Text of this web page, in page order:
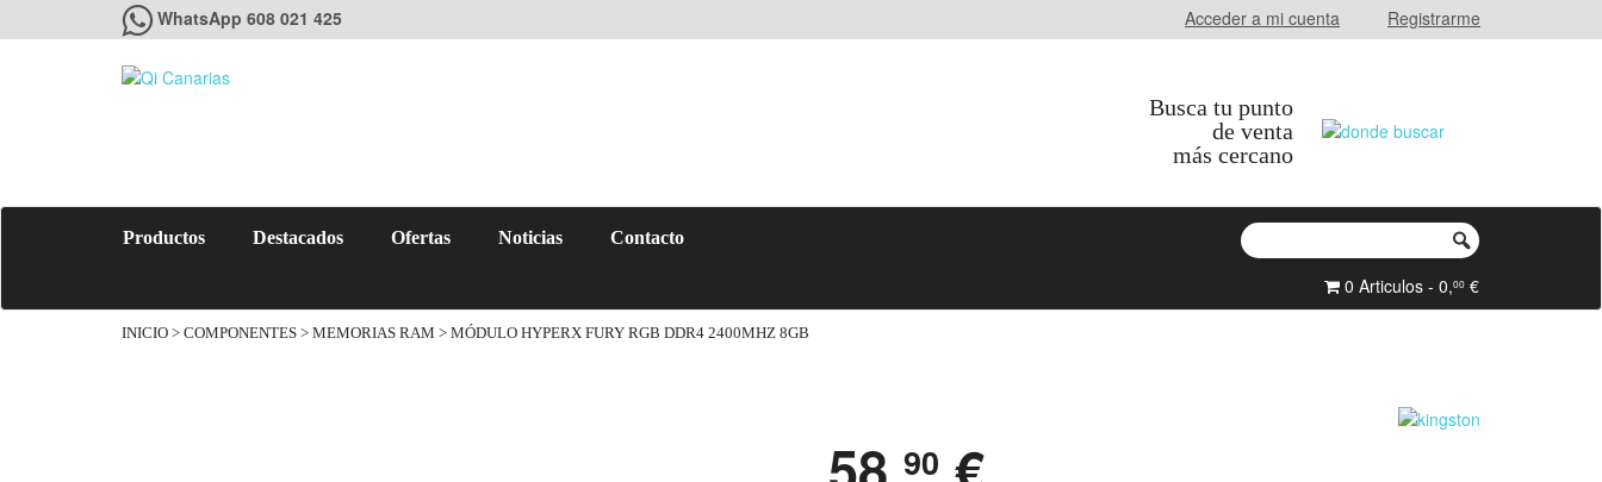
WhatsApp 608 021 425 Acceder a mi cuenta Registrarme
Busca tu punto
de venta
más cercano
Productos Destacados Ofertas Noticias Contacto
0 Articulos - 0,00 €
INICIO > COMPONENTES > MEMORIAS RAM > MÓDULO HYPERX FURY RGB DDR4 2400MHZ 8GB
90